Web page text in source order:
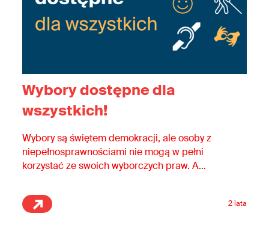
Wybory dostępne dla
wszystkich!
Wybory są świętem demokracji, ale osoby z
niepełnosprawnościami nie mogą w pełni
korzystać ze swoich wyborczych praw. A
Osoby z niepełnosprawnościami mają prawo
do rzetelnej informacji, udziału w debacie
2 lata